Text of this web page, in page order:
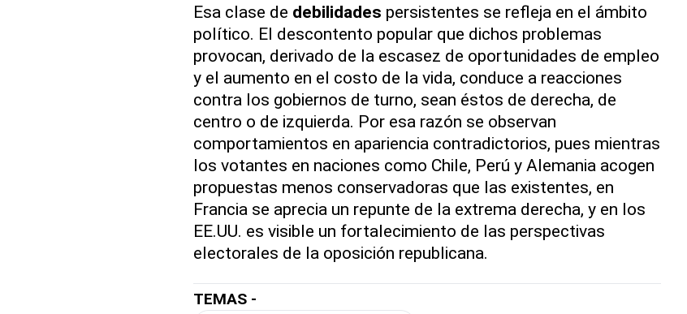
Esa clase de debilidades persistentes se refleja en el ámbito
político. El descontento popular que dichos problemas
provocan, derivado de la escasez de oportunidades de empleo
y el aumento en el costo de la vida, conduce a reacciones
contra los gobiernos de turno, sean éstos de derecha, de
centro o de izquierda. Por esa razón se observan
comportamientos en apariencia contradictorios, pues mientras
los votantes en naciones como Chile, Perú y Alemania acogen
propuestas menos conservadoras que las existentes, en
Francia se aprecia un repunte de la extrema derecha, y en los
EE.UU. es visible un fortalecimiento de las perspectivas
electorales de la oposición republicana.
TEMAS -